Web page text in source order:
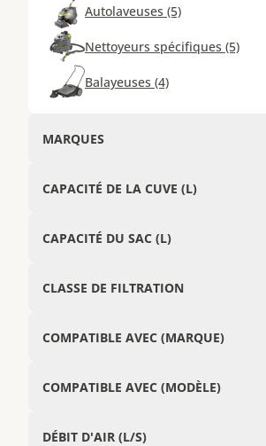
Autolaveuses (5)
Nettoyeurs spécifiques (5)
Balayeuses (4)
MARQUES
CAPACITÉ DE LA CUVE (L)
CAPACITÉ DU SAC (L)
CLASSE DE FILTRATION
COMPATIBLE AVEC (MARQUE)
COMPATIBLE AVEC (MODÈLE)
DÉBIT D'AIR (L/S)